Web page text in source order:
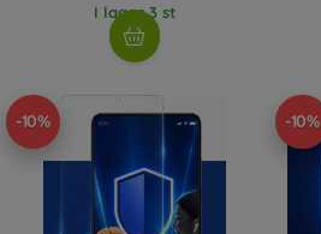
I lager 3 st
-10% -10%